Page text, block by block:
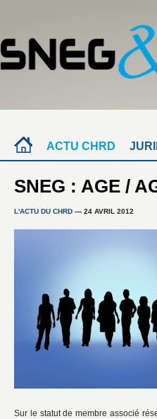
ACTU CHRD
SNEG : AGE /
L'ACTU DU CHRD — 24 AVRIL 2012
Sur le statut de membre associé